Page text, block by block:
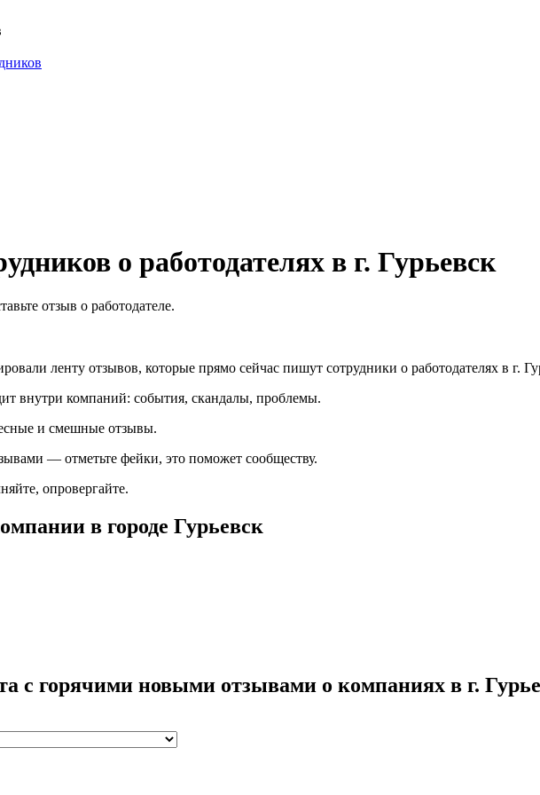
о работодателях в г. Гурьевск
отзыв о работодателе.
ленту отзывов, которые прямо сейчас пишут сотрудники о работодателях в г.
внутри компаний: события, скандалы, проблемы.
и смешные отзывы.
— отметьте фейки, это поможет сообществу.
опровергайте.
в городе Гурьевск
с горячими новыми отзывами о компаниях в г.